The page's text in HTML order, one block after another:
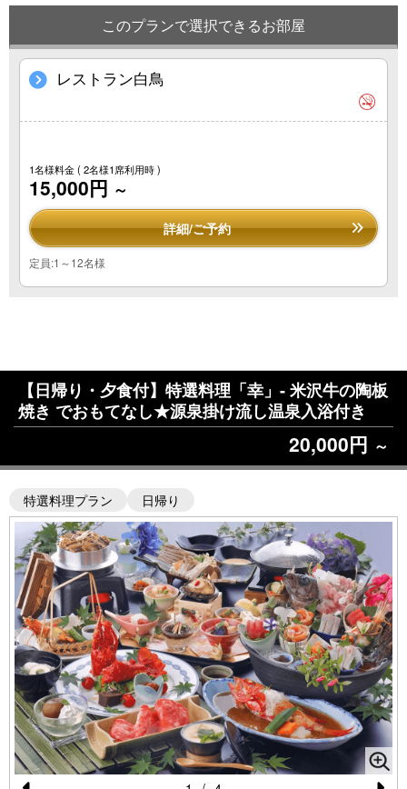
このプランで選択できるお部屋
レストラン白鳥
1名様料金( 2名様1席利用時 )
15,000円 ～
詳細/ご予約
定員:1～12名様
【日帰り・夕食付】特選料理「幸」- 米沢牛の陶板
焼き でおもてなし★源泉掛け流し温泉入浴付き
20,000円 ～
特選料理プラン 日帰り